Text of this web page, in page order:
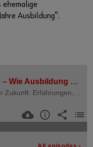
ehemalige
Ausbildung".